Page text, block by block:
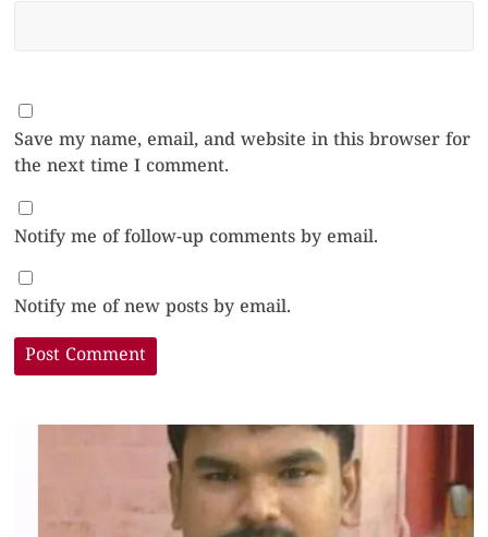
Save my name, email, and website in this browser for
the next time I comment.
Notify me of follow-up comments by email.
Notify me of new posts by email.